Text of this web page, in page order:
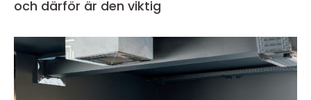
och därför är den viktig